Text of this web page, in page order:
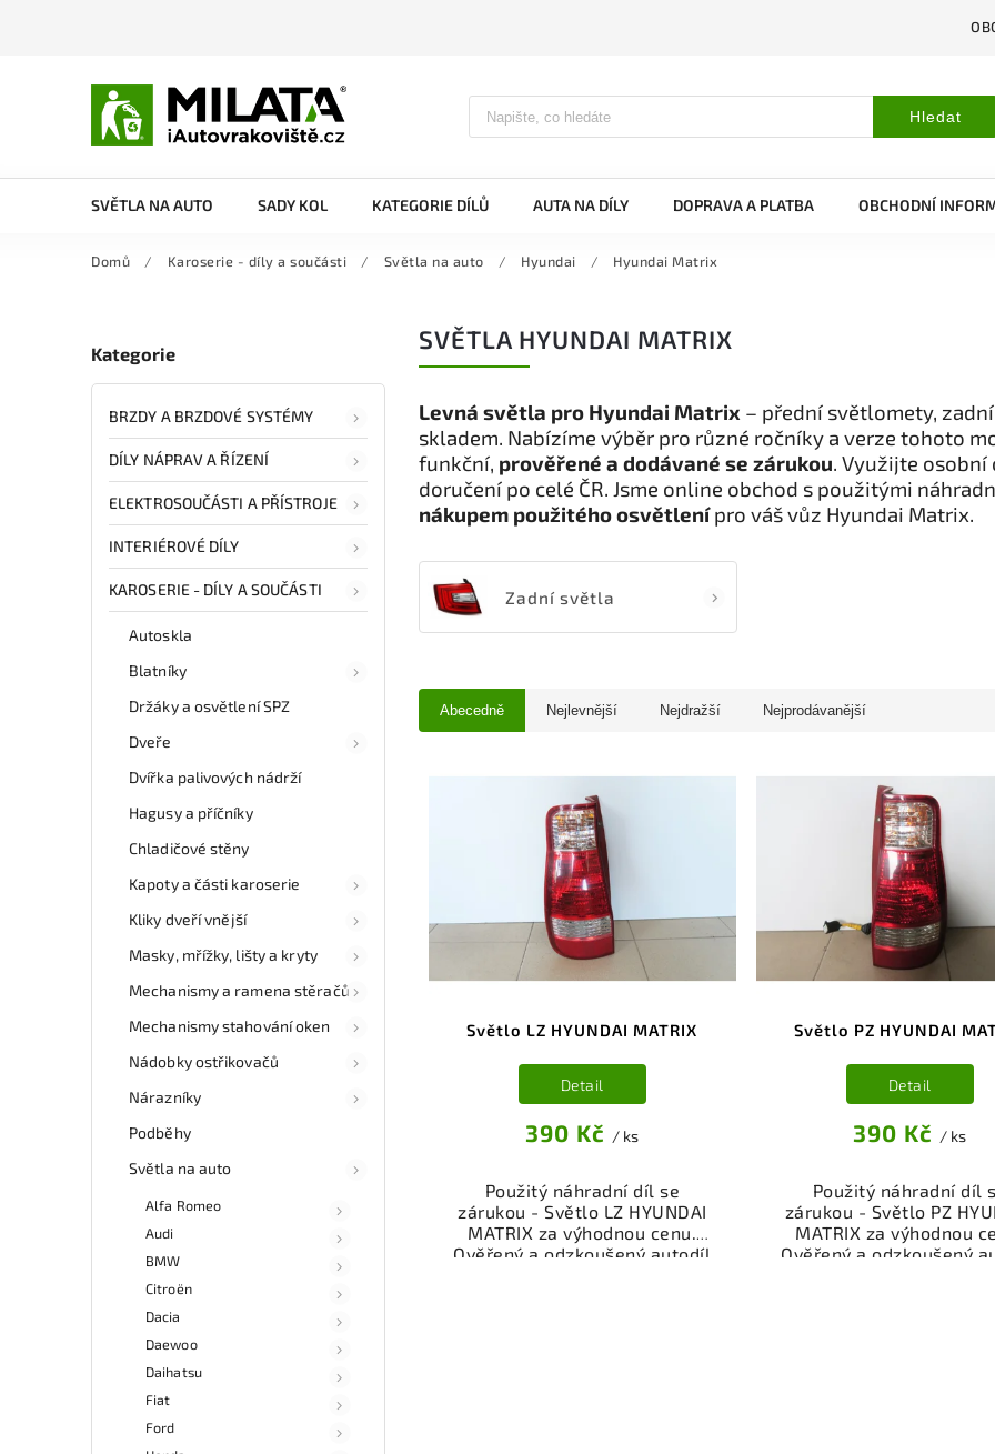
Hledat
SVĚTLA NA AUTO SADY KOL KATEGORIE DÍLŮ AUTA NA DÍLY DOPRAVA A PLATBA OBCHODNÍ
Domů / Karoserie - díly a součásti / Světla na auto / Hyundai / Hyundai Matrix
Kategorie
BRZDY A BRZDOVÉ SYSTÉMY
DÍLY NÁPRAV A ŘÍZENÍ
ELEKTROSOUČÁSTI A PŘÍSTROJE
INTERIÉROVÉ DÍLY
KAROSERIE - DÍLY A SOUČÁSTI
Autoskla
Blatníky
Držáky a osvětlení SPZ
Dveře
Dvířka palivových nádrží
Hagusy a příčníky
Chladičové stěny
Kapoty a části karoserie
Kliky dveří vnější
Masky, mřížky, lišty a kryty
Mechanismy a ramena stěračů
Mechanismy stahování oken
Nádobky ostřikovačů
Nárazníky
Podběhy
Světla na auto
Alfa Romeo
Audi
BMW
Citroën
Dacia
Daewoo
Daihatsu
Fiat
Ford
SVĚTLA HYUNDAI MATRIX
Levná světla pro Hyundai Matrix – přední světlomety,
skladem. Nabízíme výběr pro různé ročníky a verze tohoto
funkční, prověřené a dodávané se zárukou. Využijte
doručení po celé ČR. Jsme online obchod s použitými
nákupem použitého osvětlenípro váš vůz Hyundai Matrix.
Zadní světla
Abecedně Nejlevnější Nejdražší Nejprodávanější
Světlo LZ HYUNDAI MATRIX
390 Kč / ks
Detail
Použitý náhradní díl se
zárukou - Světlo LZ HYUNDAI
MATRIX za výhodnou cenu.
Ověřený a odzkoušený autodíl
Světlo PZ HYUNDAI
390 Kč / ks
Detail
Použitý náhradní díl
zárukou - Světlo PZ
MATRIX za výhodnou
Ověřený a odzkoušený